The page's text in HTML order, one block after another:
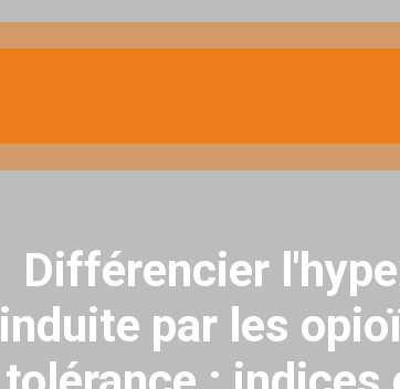
Différencier
induite par les